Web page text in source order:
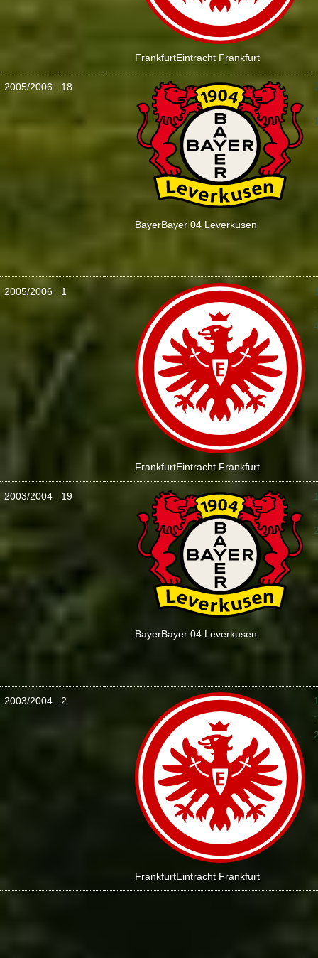
FrankfurtEintracht Frankfurt
2005/2006 18
BayerBayer 04 Leverkusen
:
2005/2006 1
FrankfurtEintracht Frankfurt
:
2003/2004 19
BayerBayer 04 Leverkusen
:
2003/2004 2
FrankfurtEintracht Frankfurt
: